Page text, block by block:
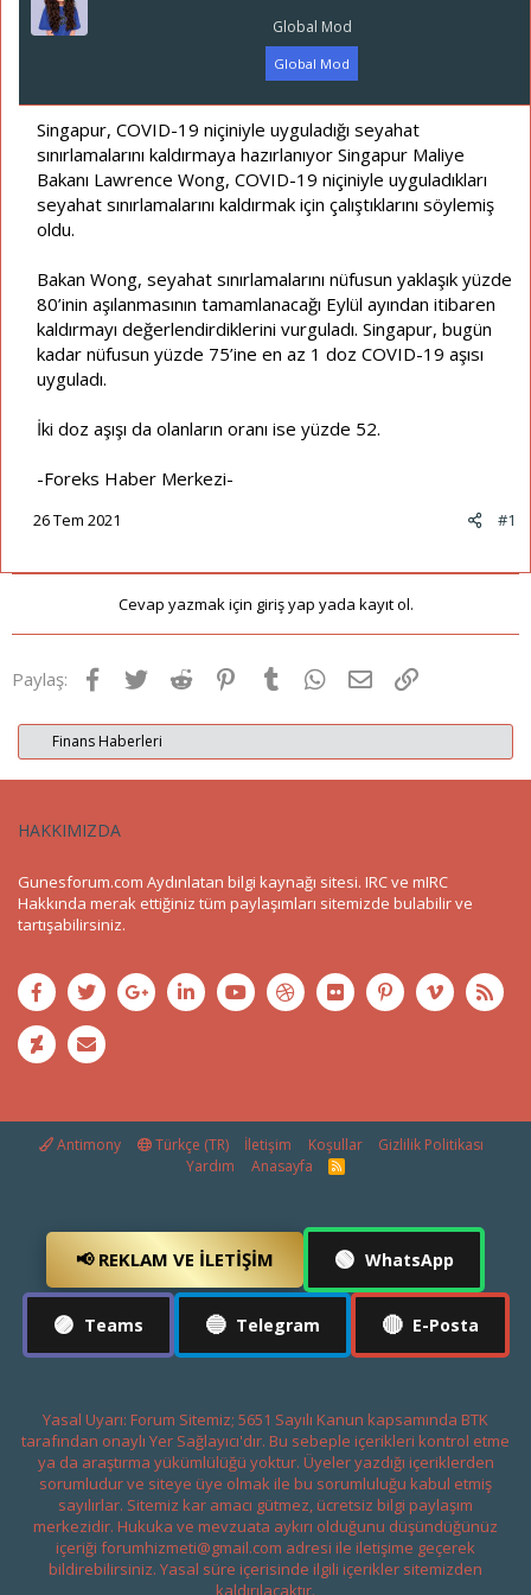
ş
t
r
i
h
Global Mod
Global Mod
Singapur, COVID-19 niçiniyle uyguladığı seyahat
sınırlamalarını kaldırmaya hazırlanıyor Singapur Maliye
Bakanı Lawrence Wong, COVID-19 niçiniyle uyguladıkları
seyahat sınırlamalarını kaldırmak için çalıştıklarını söylemiş
oldu.
Bakan Wong, seyahat sınırlamalarını nüfusun yaklaşık yüzde
80’inin aşılanmasının tamamlanacağı Eylül ayından itibaren
kaldırmayı değerlendirdiklerini vurguladı. Singapur, bugün
kadar nüfusun yüzde 75’ine en az 1 doz COVID-19 aşısı
uyguladı.
İki doz aşışı da olanların oranı ise yüzde 52.
-Foreks Haber Merkezi-
#1
26 Tem 2021
Cevap yazmak için giriş yap yada kayıt ol.
Paylaş: Facebook
TwitterReddit Pinterest
Tumblr WhatsApp
E-postaLink
Finans Haberleri
HAKKIMIZDA
Gunesforum.com Aydınlatan bilgi kaynağı sitesi. IRC ve mIRC
Hakkında merak ettiğiniz tüm paylaşımları sitemizde bulabilir ve
tartışabilirsiniz.
Antimony Türkçe (TR) İletişim Koşullar
Gizlilik Politikası
Yardım
Anasayfa
R
S
📢 REKLAM VE İLETIŞIM 🟢 WhatsApp
🟣 Teams 🔵 Telegram 🔴 E-Posta
Yasal Uyarı: Forum Sitemiz; 5651 Sayılı Kanun kapsamında BTK
tarafından onaylı Yer Sağlayıcı'dır. Bu sebeple içerikleri kontrol etme
ya da araştırma yükümlülüğü yoktur. Üyeler yazdığı içeriklerden
sorumludur ve siteye üye olmak ile bu sorumluluğu kabul etmiş
sayılırlar. Sitemiz kar amacı gütmez, ücretsiz bilgi paylaşım
merkezidir. Hukuka ve mevzuata aykırı olduğunu düşündüğünüz
içeriği forumhizmeti@gmail.com adresi ile iletişime geçerek
bildirebilirsiniz. Yasal süre içerisinde ilgili içerikler sitemizden
kaldırılacaktır.